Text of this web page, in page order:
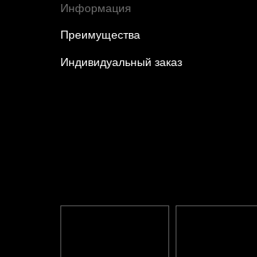
Информация
Преимущества
Индивидуальный заказ